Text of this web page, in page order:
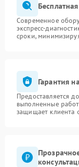
Современное
экспресс-
сроки,
Гарантия
Предоставляется
выполненные
защищает клиента